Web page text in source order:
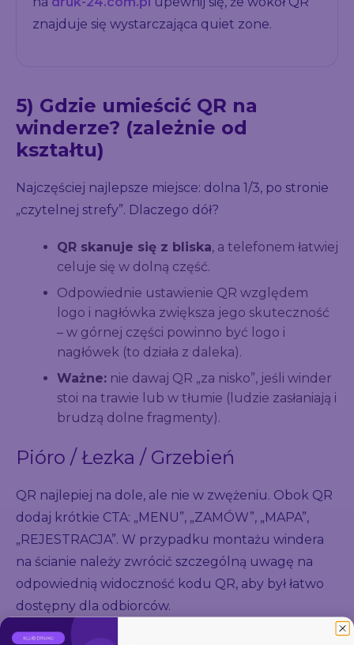
znajduje się wystarczająca quiet zone.
5) Gdzie umieścić QR na
winderze? (zależnie od
kształtu)
Najczęściej najlepsze miejsce: dolna 1/3, po stronie
„czytelnej strefy”. Dlaczego dół?
QR skanuje się z bliska, a telefonem łatwiej
celuje się w dolną część.
Odpowiednie ustawienie QR względem
logo i nagłówka zwiększa jego skuteczność
– w górnej części powinno być logo i
nagłówek (to działa z daleka).
Ważne: nie dawaj QR „za nisko”, jeśli winder
stoi na trawie lub w tłumie (ludzie zasłaniają i
brudzą dolne fragmenty).
Pióro / Łezka / Grzebień
QR najlepiej na dole, ale nie w zwężeniu. Obok QR
dodaj krótkie CTA: „MENU”, „ZAMÓW”, „MAPA”,
„REJESTRACJA”. W przypadku montażu windera
na ścianie należy zwrócić szczególną uwagę na
odpowiednią widoczność kodu QR, aby był łatwo
dostępny dla odbiorców.